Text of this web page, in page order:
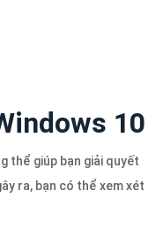
10
thể giúp bạn giải quyết
ra, bạn có thể xem xét